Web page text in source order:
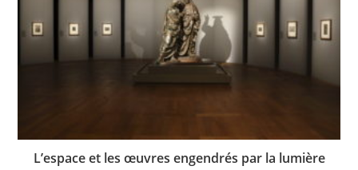
L’espace et les œuvres engendrés par la lumière